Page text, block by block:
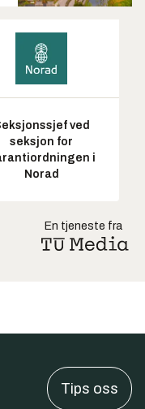
ved
seksjon for
i
Norad
En tjeneste fra
Tips oss